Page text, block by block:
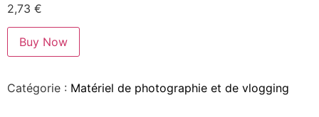
2,73 €
Buy Now
Catégorie : Matériel de photographie et de vlogging